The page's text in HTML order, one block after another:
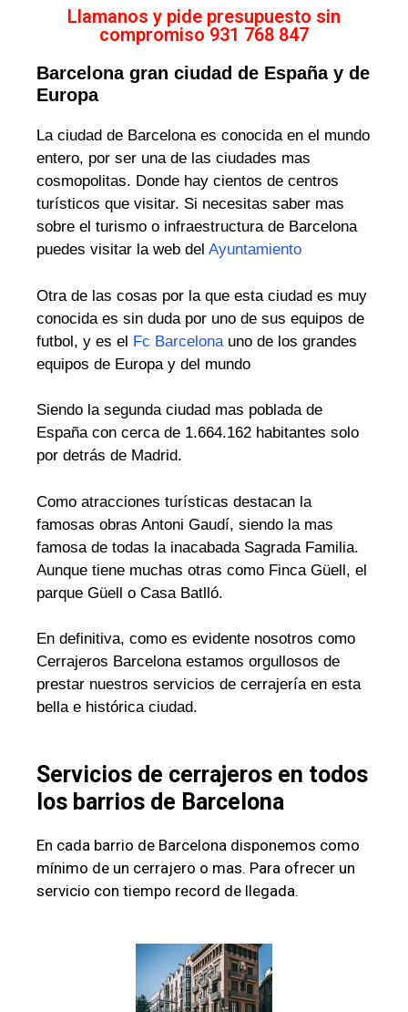
Llamanos y pide presupuesto sin
compromiso 931 768 847
Barcelona gran ciudad de España y de
Europa
La ciudad de Barcelona es conocida en el mundo
entero, por ser una de las ciudades mas
cosmopolitas. Donde hay cientos de centros
turísticos que visitar. Si necesitas saber mas
sobre el turismo o infraestructura de Barcelona
puedes visitar la web del Ayuntamiento
Otra de las cosas por la que esta ciudad es muy
conocida es sin duda por uno de sus equipos de
futbol, y es el Fc Barcelonauno de los grandes
equipos de Europa y del mundo
Siendo la segunda ciudad mas poblada de
España con cerca de 1.664.162 habitantes solo
por detrás de Madrid.
Como atracciones turísticas destacan la
famosas obras Antoni Gaudí, siendo la mas
famosa de todas la inacabada Sagrada Familia.
Aunque tiene muchas otras como Finca Güell, el
parque Güell o Casa Batlló.
En definitiva, como es evidente nosotros como
Cerrajeros Barcelona estamos orgullosos de
prestar nuestros servicios de cerrajería en esta
bella e histórica ciudad.
Servicios de cerrajeros en todos
los barrios de Barcelona
En cada barrio de Barcelona disponemos como
mínimo de un cerrajero o mas. Para ofrecer un
servicio con tiempo record de llegada.